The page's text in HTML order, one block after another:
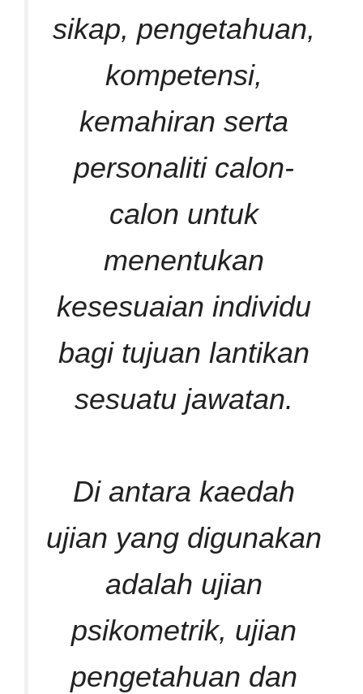
sikap, pengetahuan,
kompetensi,
kemahiran serta
personaliti calon-
calon untuk
menentukan
kesesuaian individu
bagi tujuan lantikan
sesuatu jawatan.
Di antara kaedah
ujian yang digunakan
adalah ujian
psikometrik, ujian
pengetahuan dan